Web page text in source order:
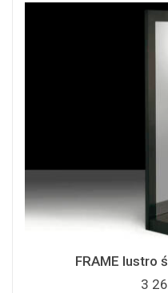
FRAME lustro
3